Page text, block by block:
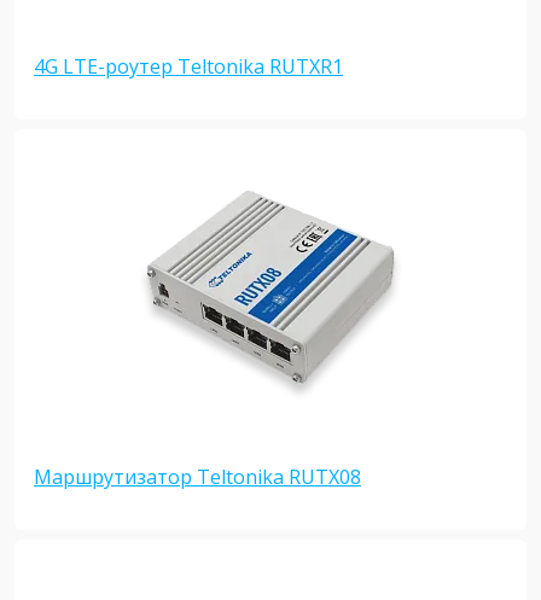
4G LTE-роутер Teltonika RUTXR1
Маршрутизатор Teltonika RUTX08